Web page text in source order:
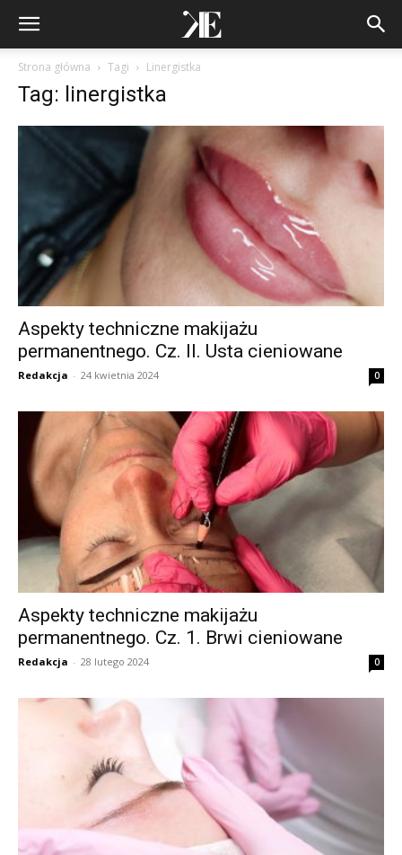
Strona główna Tagi Linergistka
Tag: linergistka
Aspekty techniczne makijażu
permanentnego. Cz. II. Usta cieniowane
Redakcja - 24 kwietnia 2024 0
Aspekty techniczne makijażu
permanentnego. Cz. 1. Brwi cieniowane
Redakcja - 28 lutego 2024 0